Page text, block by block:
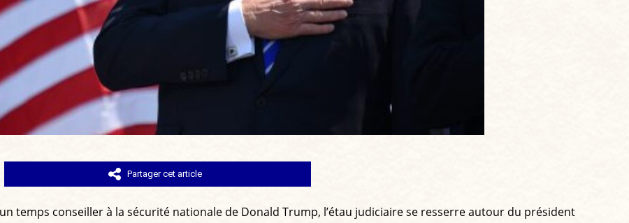
Partager cet article
temps conseiller à la sécurité nationale de Donald Trump, l’étau judiciaire se resserre autour du président